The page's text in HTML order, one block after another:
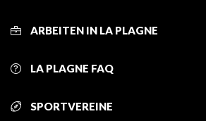
ARBEITEN IN LA PLAGNE
LA PLAGNE FAQ
SPORTVEREINE